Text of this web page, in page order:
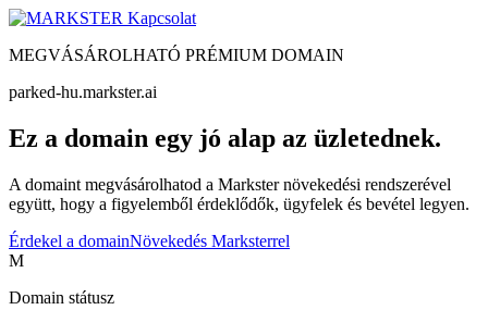
Kapcsolat
MEGVÁSÁROLHATÓ PRÉMIUM DOMAIN
parked-hu.markster.ai
Ez a domain egy jó alap az üzletednek.
A domaint megvásárolhatod a Markster növekedési rendszerével
együtt, hogy a figyelemből érdeklődők, ügyfelek és bevétel legyen.
Érdekel a domainNövekedés Marksterrel
M
Domain státusz